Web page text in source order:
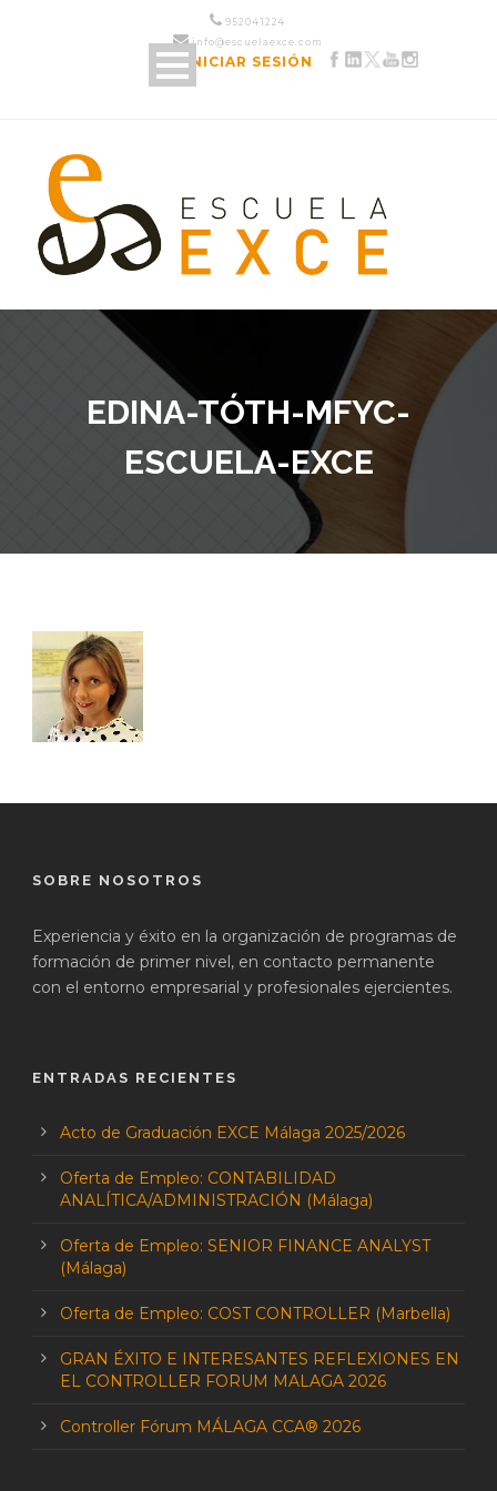
952 04 12 24
info@escuelaexce.com
INICIAR SESIÓN
EDINA-TÓTH-MFYC-
ESCUELA-EXCE
SOBRE NOSOTROS
Experiencia y éxito en la organización de programas de
formación de primer nivel, en contacto permanente
con el entorno empresarial y profesionales ejercientes.
ENTRADAS RECIENTES
Acto de Graduación EXCE Málaga 2025/2026
Oferta de Empleo: CONTABILIDAD
ANALÍTICA/ADMINISTRACIÓN (Málaga)
Oferta de Empleo: SENIOR FINANCE ANALYST
(Málaga)
Oferta de Empleo: COST CONTROLLER (Marbella)
GRAN ÉXITO E INTERESANTES REFLEXIONES EN
EL CONTROLLER FORUM MALAGA 2026
Controller Fórum MÁLAGA CCA® 2026